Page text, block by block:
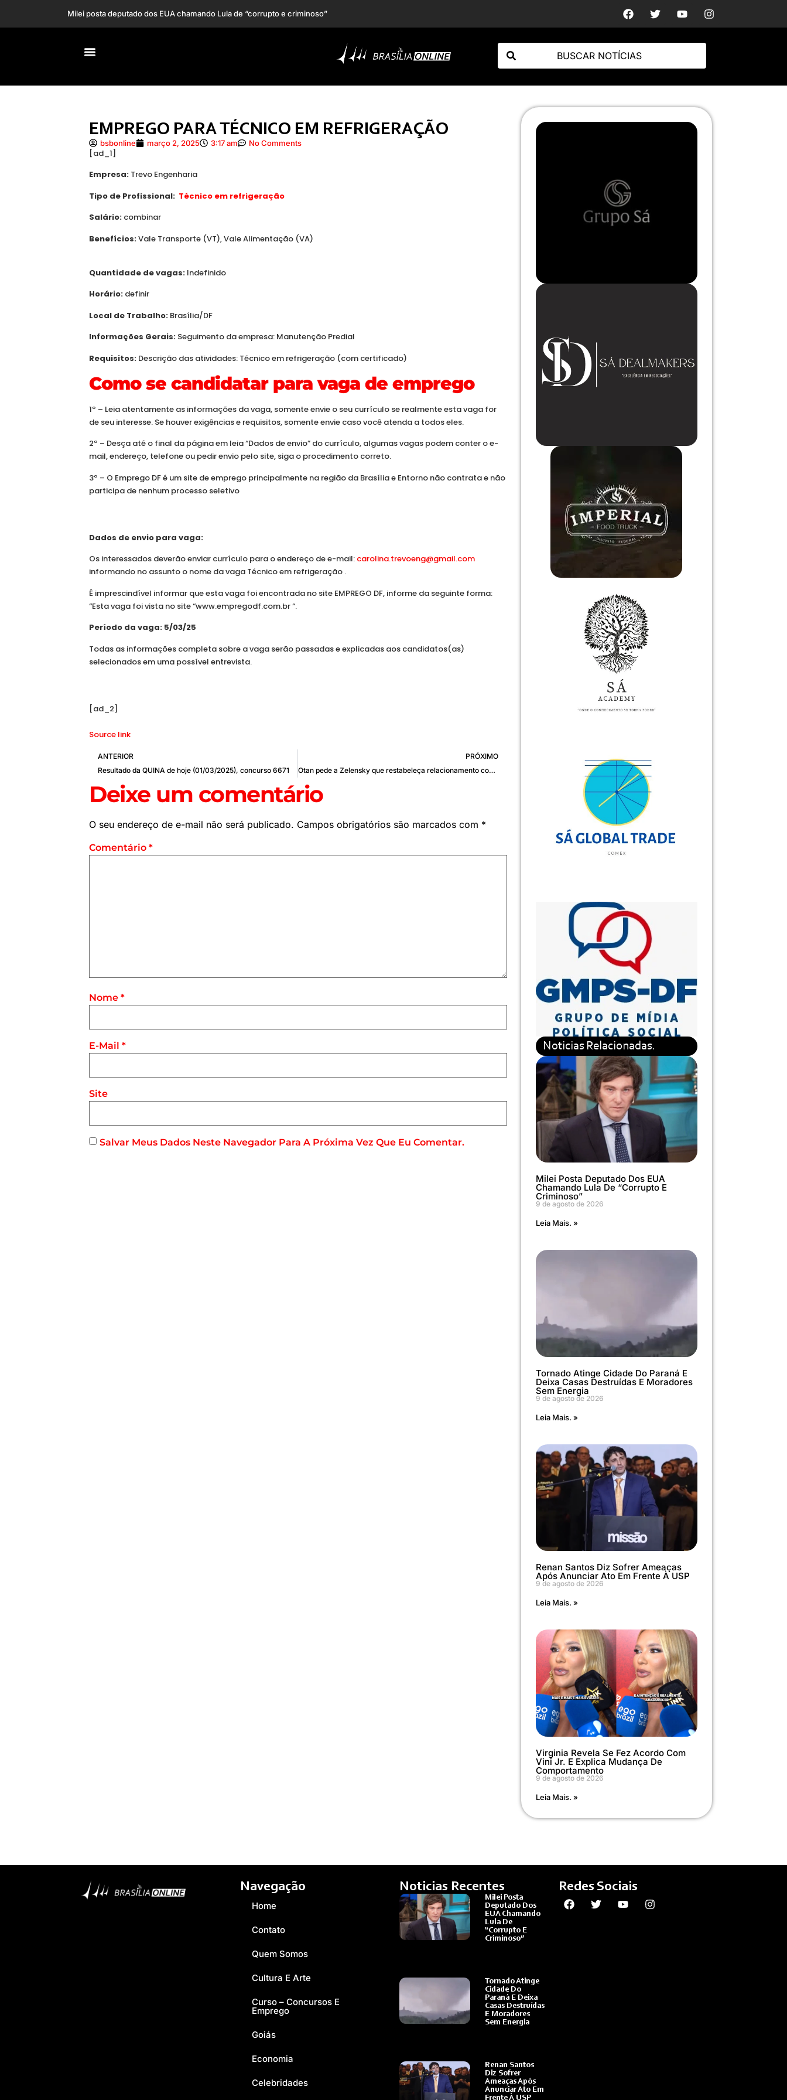
Tornado atinge
Renan Santos diz sofrer ameaças após anunciar ato em frente à USP
EMPREGO PARA TÉCNICO EM REFRIGERAÇÃO
bsbonline março 2, 2025 3:17 am No Comments
[ad_1]
Empresa: Trevo Engenharia
Tipo de Profissional: Técnico em refrigeração
Salário: combinar
Benefícios:Vale Transporte (VT), Vale Alimentação (VA)
Quantidade de vagas: Indefinido
Horário: definir
Local de Trabalho: Brasília/DF
Informações Gerais: Seguimento da empresa: Manutenção Predial
Requisitos: Descrição das atividades: Técnico em refrigeração (com certificado)
Como se candidatar para vaga de emprego
1º – Leia atentamente as informações da vaga, somente envie o seu currículo se realmente esta vaga for
de seu interesse. Se houver exigências e requisitos, somente envie caso você atenda a todos eles.
2º – Desça até o final da página em leia “Dados de envio” do currículo, algumas vagas podem conter o e-
mail, endereço, telefone ou pedir envio pelo site, siga o procedimento correto.
3º – O Emprego DF é um site de emprego principalmente na região da Brasília e Entorno não contrata e não
participa de nenhum processo seletivo
Dados de envio para vaga:
Os interessados deverão enviar currículo para o endereço de e-mail: carolina.trevoeng@gmail.com
informando no assunto o nome da vaga Técnico em refrigeração .
É imprescindível informar que esta vaga foi encontrada no site EMPREGO DF, informe da seguinte forma:
“Esta vaga foi vista no site “www.empregodf.com.br “.
Período da vaga: 5/03/25
Todas as informações completa sobre a vaga serão passadas e explicadas aos candidatos(as)
selecionados em uma possível entrevista.
[ad_2]
Source link
ANTERIOR
Resultado da QUINA de hoje (01/03/2025), concurso 6671
PRÓXIMO
Otan pede a Zelensky que restabeleça relacionamento com Trump
Deixe um comentário
O seu endereço de e-mail não será publicado. Campos obrigatórios são marcados com *
Comentário *
Nome *
E-Mail *
Site
Salvar Meus Dados Neste Navegador Para A Próxima Vez Que Eu Comentar.
Noticias Relacionadas.
Milei Posta Deputado Dos EUA
Chamando Lula De “corrupto E
Criminoso”
9 de agosto de 2026
Leia Mais. »
Tornado Atinge Cidade Do Paraná E
Deixa Casas Destruídas E Moradores
Sem Energia
9 de agosto de 2026
Leia Mais. »
Renan Santos Diz Sofrer Ameaças
Após Anunciar Ato Em Frente À USP
9 de agosto de 2026
Leia Mais. »
Virginia Revela Se Fez Acordo Com
Vini Jr. E Explica Mudança De
Comportamento
9 de agosto de 2026
Leia Mais. »
Navegação
Home
Contato
Quem Somos
Cultura E Arte
Curso – Concursos E
Emprego
Goiás
Economia
Celebridades
Noticias Recentes
Milei Posta
Deputado Dos
EUA Chamando
Lula De
“corrupto E
Criminoso”
Tornado Atinge
Cidade Do
Paraná E Deixa
Casas Destruídas
E Moradores
Sem Energia
Renan Santos
Diz Sofrer
Ameaças Após
Anunciar Ato Em
Frente À USP
Redes Sociais